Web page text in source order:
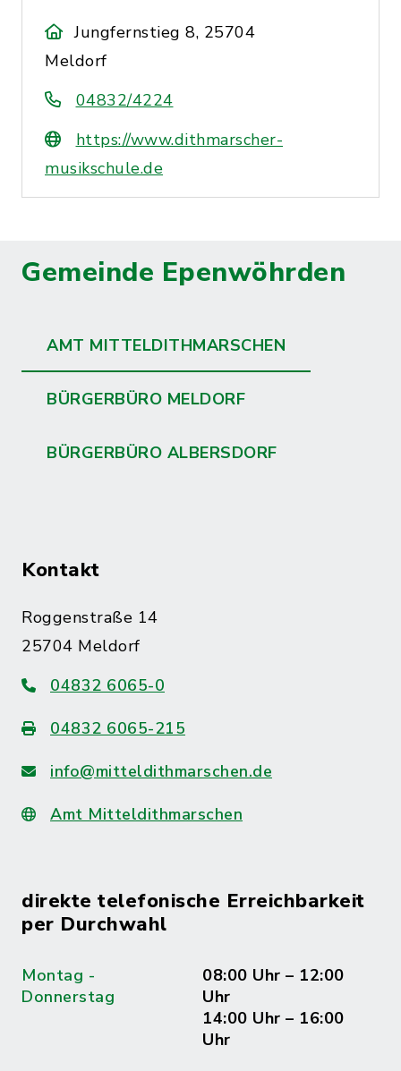
Jungfernstieg 8, 25704
Meldorf
04832/4224
https://www.dithmarscher-
musikschule.de
Gemeinde Epenwöhrden
AMT MITTELDITHMARSCHEN
BÜRGERBÜRO MELDORF
BÜRGERBÜRO ALBERSDORF
Kontakt
Roggenstraße 14
25704 Meldorf
04832 6065-0
04832 6065-215
info@mitteldithmarschen.de
Amt Mitteldithmarschen
direkte telefonische Erreichbarkeit
per Durchwahl
Montag -
Donnerstag
08:00 Uhr – 12:00
Uhr
14:00 Uhr – 16:00
Uhr